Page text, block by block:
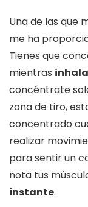
Una de las que
me ha
Tienes que
mientras
concéntrate
zona de tiro,
concentrado
realizar
para sentir un
nota tus
instante.